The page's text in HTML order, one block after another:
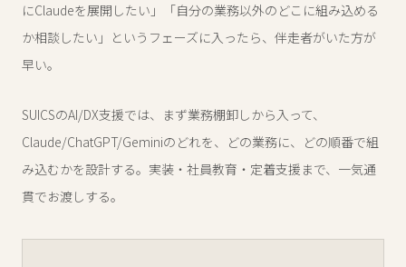
にClaudeを展開したい」「自分の業務以外のどこに組み込める
か相談したい」というフェーズに入ったら、伴走者がいた方が
早い。
SUICSのAI/DX支援では、まず業務棚卸しから入って、
Claude/ChatGPT/Geminiのどれを、どの業務に、どの順番で組
み込むかを設計する。実装・社員教育・定着支援まで、一気通
貫でお渡しする。